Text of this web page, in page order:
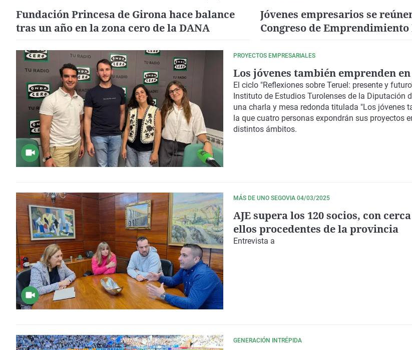
Fundación Princesa de Girona hace balance
tras un año en la zona cero de la DANA
Jóvenes empresarios se
Congreso de Emprendimiento
PROYECTOS EMPRESARIALES
Los jóvenes también emprenden
El ciclo "Reflexiones sobre Teruel: presente y
Instituto de Estudios Turolenses de la Diputación
una charla y mesa redonda titulada "Los jóvenes
la que cuatro personas expondrán sus proyectos
distintos ámbitos.
MÁS DE UNO SEGOVIA 04/03/2025
AJE supera los 120 socios, con
ellos procedentes de la provincia
Entrevista a
GENERACIÓN INTRÉPIDA